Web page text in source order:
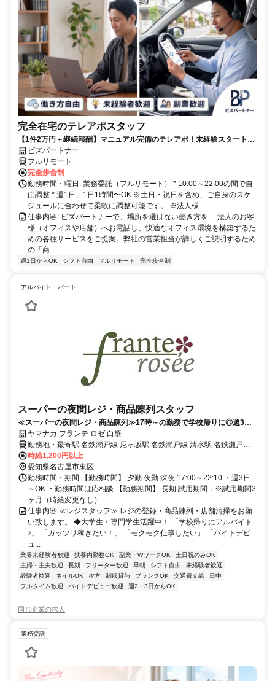
完全在宅のテレアポスタッフ
【1件2万円＋継続報酬】マニュアル完備のテレアポ！未経験スタートの
副業スタッフ活躍中／丁寧なフォロー体制あり
ビズパートナー
フルリモート
完全歩合制
勤務時間・曜日: 業務委託（フルリモート） * 10:00～22:00の間で自
由調整 * 週1日、1日1時間〜OK ※土日・祝日を含め、ご自身のスケ
ジュールに合わせて柔軟に調整可能です。 ※法人様...
仕事内容: ビズパートナーで、場所を選ばない働き方を 法人のお客
様（オフィスや店舗）へお電話し、快適なオフィス環境を構築するた
めの各種サービスをご提案。弊社の営業担当が詳しくご説明するため
の「商...
週1日からOK シフト自由 フルリモート 完全歩合制
アルバイト・パート
スーパーの夜間レジ・商品陳列スタッフ
≪スーパーの夜間レジ・商品陳列≫17時～の勤務で学校帰りに◎週3日
～OK！大学生・専門学生さん大活躍中！
ヤマナカ フランテ ロゼ 白壁
勤務地・最寄駅 名鉄瀬戸線 尼ヶ坂駅 名鉄瀬戸線 清水駅 名鉄瀬戸線
東大手駅
時給1,200円以上
愛知県名古屋市東区
勤務時間・期間 【勤務時間】 夕勤 夜勤 深夜 17:00～22:10 ・週3日
～OK ・勤務時間は応相談 【勤務期間】 長期 試用期間：※試用期間3
ヶ月（時給変更なし）
仕事内容 ≪レジスタッフ≫ レジの登録・商品陳列・店舗清掃をお願
い致します。 ◆大学生・専門学生活躍中！ 「学校帰りにアルバイト
♪」 「ガッツリ稼ぎたい！」 「モクモク仕事したい」 「バイトデビ
ュ...
業界未経験者歓迎 扶養内勤務OK 副業・WワークOK
土日祝のみOK
主婦・主夫歓迎
長期 フリーター歓迎 早朝 シフト自由
未経験者歓迎
経験者歓迎
ネイルOK 夕方 制服貸与 ブランクOK 交通費支給
日中
フルタイム歓迎
バイトデビュー歓迎 週2・3日からOK
同じ企業の求人
業務委託